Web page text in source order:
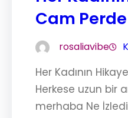
Cam
rosaliavibe
Her Kadının
Herkese uzun bir
merhaba Ne